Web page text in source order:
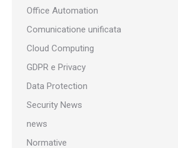
Office Automation
Comunicatione unificata
Cloud Computing
GDPR e Privacy
Data Protection
Security News
news
Normative